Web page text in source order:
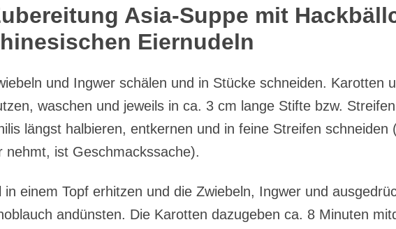
Asia-Suppe mit
Eiernudeln
und Ingwer schälen und in Stücke schneiden. Karotten
waschen und jeweils in ca. 3 cm lange Stifte bzw.
längst halbieren, entkernen und in feine Streifen schneiden
nehmt, ist Geschmackssache).
in einem Topf erhitzen und die Zwiebeln, Ingwer und
andünsten. Die Karotten dazugeben ca. 8 Minuten